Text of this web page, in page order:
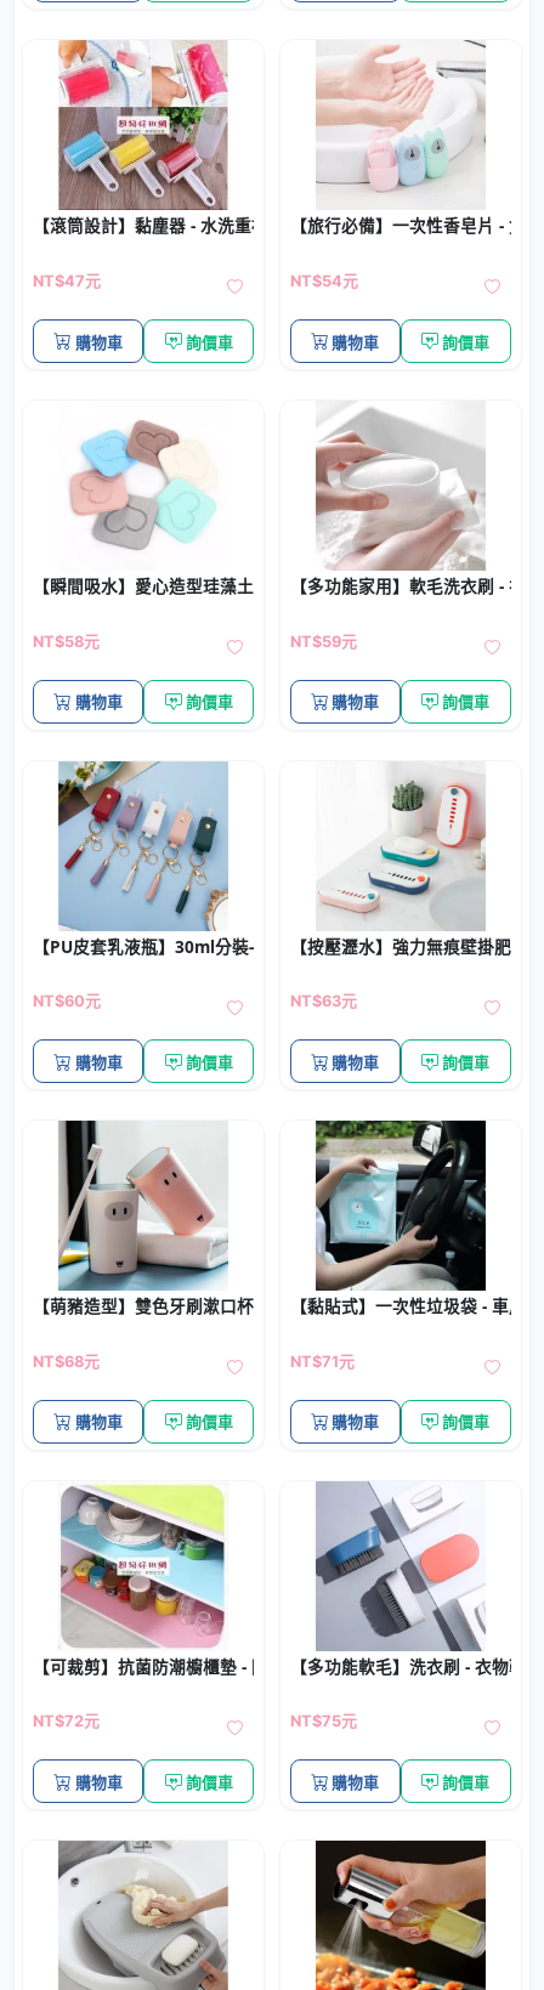
【滾筒設計】黏塵器 - 水洗重複使用除塵器
NT$47元
購物車 詢價車
【旅行必備】一次性香皂片 - 盒
NT$54元
購物車 詢價車
【瞬間吸水】愛心造型珪藻土杯墊 - 天然防霉抗菌桌面保護墊
NT$58元
購物車 詢價車
【多功能家用】軟毛洗衣刷 - 衣
NT$59元
購物車 詢價車
【PU皮套乳液瓶】30ml分裝-翻蓋凝膠隨身瓶
NT$60元
購物車 詢價車
【按壓瀝水】強力無痕壁掛肥皂
NT$63元
購物車 詢價車
【萌豬造型】雙色牙刷漱口杯 - 創意豬鼻子圖案水杯
NT$68元
購物車 詢價車
【黏貼式】一次性垃圾袋 - 車用
NT$71元
購物車 詢價車
【可裁剪】抗菌防潮櫥櫃墊 - 防油抽屜保護墊
NT$72元
購物車 詢價車
【多功能軟毛】洗衣刷 - 衣物鞋
NT$75元
購物車 詢價車